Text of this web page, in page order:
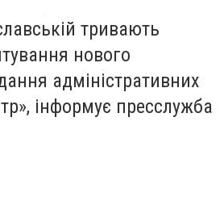
тривають
нового
адміністративних
інформує пресслужба